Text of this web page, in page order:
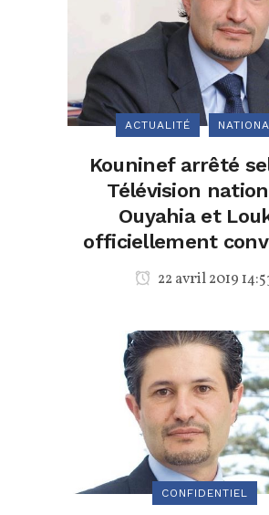
ACTUALITÉ
Kouninef arrêté
Télévision
Ouyahia et
officiellement
22 avril 2019
CONFIDENTIEL